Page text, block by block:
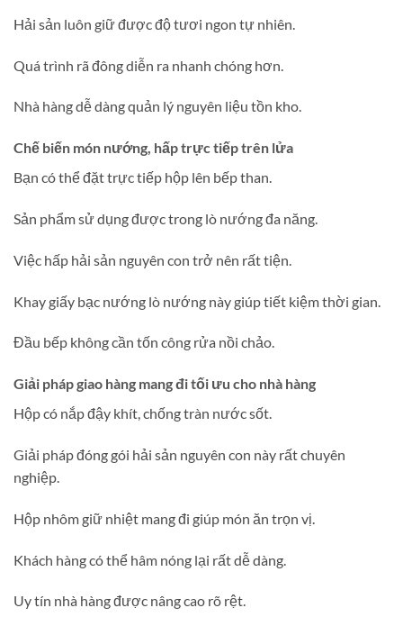
Hải sản luôn giữ được độ tươi ngon tự nhiên.
Quá trình rã đông diễn ra nhanh chóng hơn.
Nhà hàng dễ dàng quản lý nguyên liệu tồn kho.
Chế biến món nướng, hấp trực tiếp trên lửa
Bạn có thể đặt trực tiếp hộp lên bếp than.
Sản phẩm sử dụng được trong lò nướng đa năng.
Việc hấp hải sản nguyên con trở nên rất tiện.
Khay giấy bạc nướng lò nướng này giúp tiết kiệm thời gian.
Đầu bếp không cần tốn công rửa nồi chảo.
Giải pháp giao hàng mang đi tối ưu cho nhà hàng
Hộp có nắp đậy khít, chống tràn nước sốt.
Giải pháp đóng gói hải sản nguyên con này rất chuyên
nghiệp.
Hộp nhôm giữ nhiệt mang đi giúp món ăn trọn vị.
Khách hàng có thể hâm nóng lại rất dễ dàng.
Uy tín nhà hàng được nâng cao rõ rệt.